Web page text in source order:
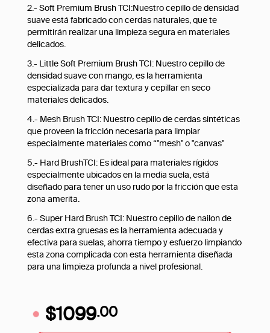
2.- Soft Premium Brush TCI:Nuestro cepillo de densidad
suave está fabricado con cerdas naturales, que te
permitirán realizar una limpieza segura en materiales
delicados.
3.- Little Soft Premium Brush TCI: Nuestro cepillo de
densidad suave con mango, es la herramienta
especializada para dar textura y cepillar en seco
materiales delicados.
4.- Mesh Brush TCI: Nuestro cepillo de cerdas sintéticas
que proveen la fricción necesaria para limpiar
especialmente materiales como “"mesh" o "canvas"
5.- Hard BrushTCI: Es ideal para materiales rígidos
especialmente ubicados en la media suela, está
diseñado para tener un uso rudo por la fricción que esta
zona amerita.
6.- Super Hard Brush TCI: Nuestro cepillo de nailon de
cerdas extra gruesas es la herramienta adecuada y
efectiva para suelas, ahorra tiempo y esfuerzo limpiando
esta zona complicada con esta herramienta diseñada
para una limpieza profunda a nivel profesional.
$1099.00